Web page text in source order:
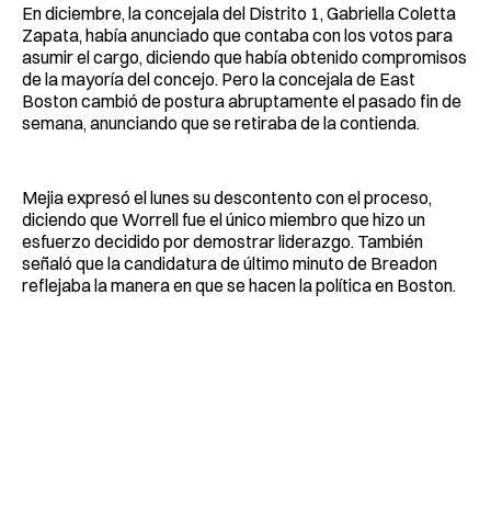
En diciembre, la concejala del Distrito 1, Gabriella Coletta
Zapata, había anunciado que contaba con los votos para
asumir el cargo, diciendo que había obtenido compromisos
de la mayoría del concejo. Pero la concejala de East
Boston cambió de postura abruptamente el pasado fin de
semana, anunciando que se retiraba de la contienda.
Mejia expresó el lunes su descontento con el proceso,
diciendo que Worrell fue el único miembro que hizo un
esfuerzo decidido por demostrar liderazgo. También
señaló que la candidatura de último minuto de Breadon
reflejaba la manera en que se hacen la política en Boston.